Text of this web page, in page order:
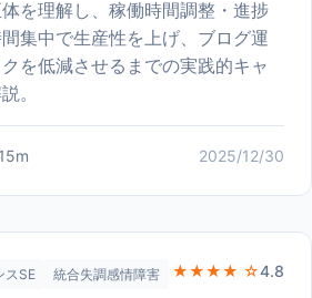
を理解し、稼働時間調整・進捗
集中で生産性を上げ、ブログ運
を低減させるまでの実践的キャ
。
2025/12/30
スSE 統合失調感情障害 ★★★★ ☆4.8